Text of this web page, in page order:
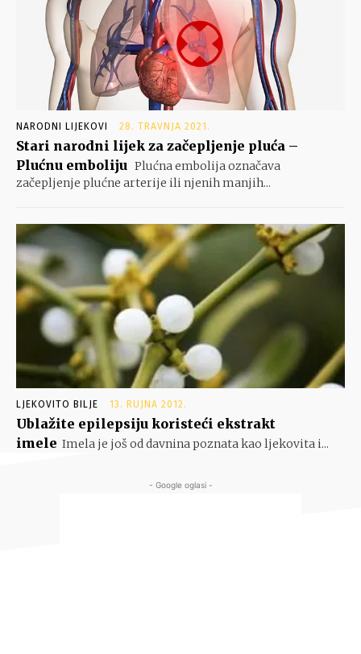
NARODNI LIJEKOVI 28. TRAVNJA 2021.
Stari narodni lijek za začepljenje pluća –
Plućnu emboliju Plućna embolija označava
začepljenje plućne arterije ili njenih manjih...
LJEKOVITO BILJE 13. RUJNA 2012.
Ublažite epilepsiju koristeći ekstrakt
imele Imela je još od davnina poznata kao ljekovita i...
- Google oglasi -